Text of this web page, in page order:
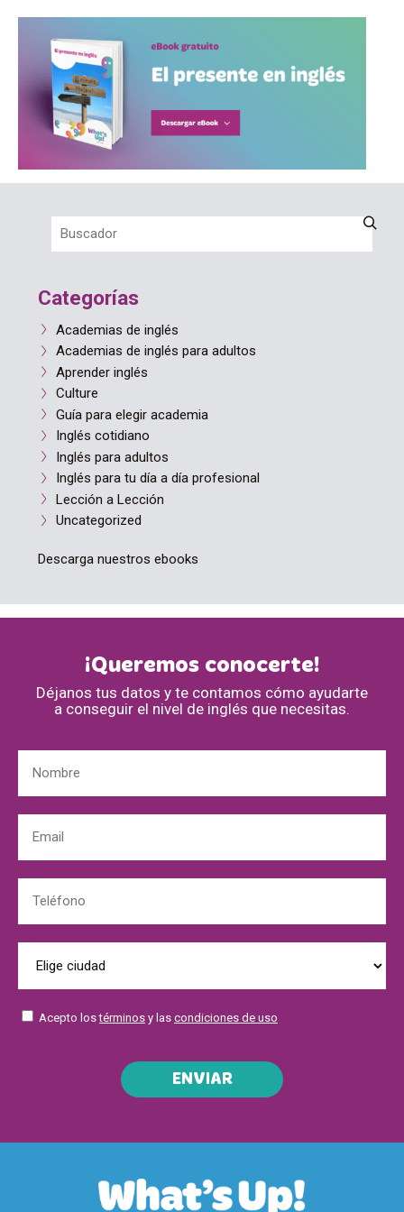
Categorías
Academias de inglés
Academias de inglés para adultos
Aprender inglés
Culture
Guía para elegir academia
Inglés cotidiano
Inglés para adultos
Inglés para tu día a día profesional
Lección a Lección
Uncategorized
Descarga nuestros ebooks
¡Queremos conocerte!
Déjanos tus datos y te contamos cómo ayudarte
a conseguir el nivel de inglés que necesitas.
Acepto lostérminos y las condiciones de uso
ENVIAR